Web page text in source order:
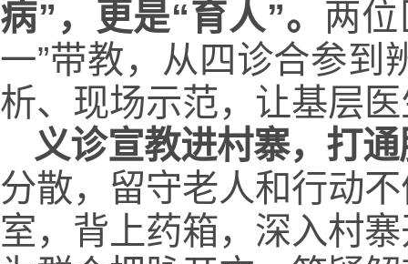
病”，更是“育人”。 两
一”带教，从四诊合参
析、现场示范，让基层
义诊宣教进村寨，打
分散，留守老人和行动
室，背上药箱，深入村